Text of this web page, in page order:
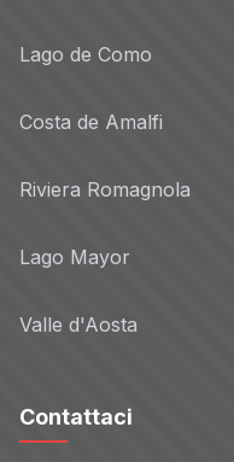
Lago de Como
Costa de Amalfi
Riviera Romagnola
Lago Mayor
Valle d'Aosta
Contattaci